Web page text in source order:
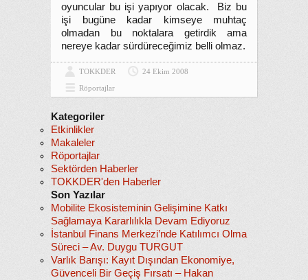
oyuncular bu işi yapıyor olacak. Biz bu
işi bugüne kadar kimseye muhtaç
olmadan bu noktalara getirdik ama
nereye kadar sürdüreceğimiz belli olmaz.
TOKKDER
24 Ekim 2008
Röportajlar
Kategoriler
Etkinlikler
Makaleler
Röportajlar
Sektörden Haberler
TOKKDER'den Haberler
Son Yazılar
Mobilite Ekosisteminin Gelişimine Katkı
Sağlamaya Kararlılıkla Devam Ediyoruz
İstanbul Finans Merkezi’nde Katılımcı Olma
Süreci – Av. Duygu TURGUT
Varlık Barışı: Kayıt Dışından Ekonomiye,
Güvenceli Bir Geçiş Fırsatı – Hakan